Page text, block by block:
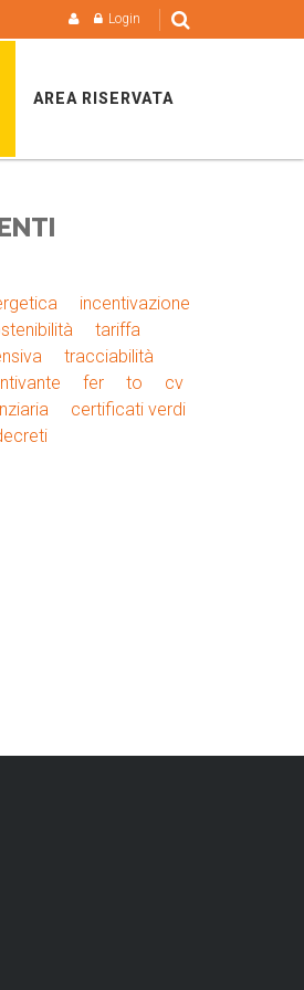
Login
AREA RISERVATA
incentivazione
tariffa
tracciabilità
fer to
cv
certificati verdi